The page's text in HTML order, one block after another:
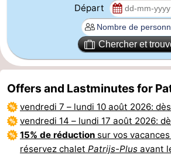
Rockanje
Météo
Départ
Chercher et
Offers and Lastminutes for
vendredi 7 – lundi 10 août 2026:
vendredi 14 – lundi 17 août 2026:
15% de réduction sur vos
réservez chalet Patrijs-Plus avant